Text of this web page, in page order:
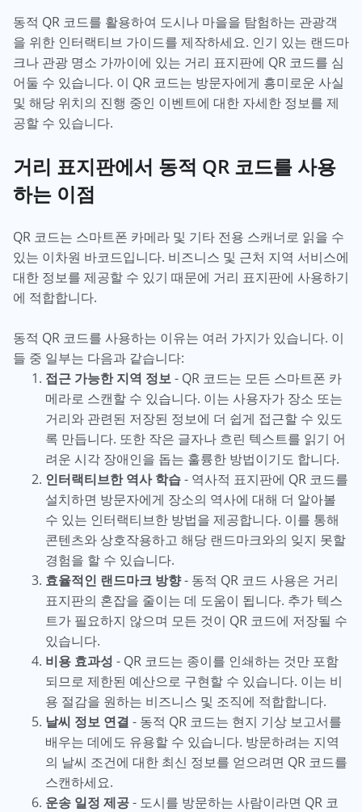
동적 QR 코드를 활용하여 도시나 마을을 탐험하는 관광객
을 위한 인터랙티브 가이드를 제작하세요. 인기 있는 랜드마
크나 관광 명소 가까이에 있는 거리 표지판에 QR 코드를 심
어둘 수 있습니다. 이 QR 코드는 방문자에게 흥미로운 사실
및 해당 위치의 진행 중인 이벤트에 대한 자세한 정보를 제
공할 수 있습니다.
거리 표지판에서 동적 QR 코드를 사용
하는 이점
QR 코드는 스마트폰 카메라 및 기타 전용 스캐너로 읽을 수
있는 이차원 바코드입니다. 비즈니스 및 근처 지역 서비스에
대한 정보를 제공할 수 있기 때문에 거리 표지판에 사용하기
에 적합합니다.
동적 QR 코드를 사용하는 이유는 여러 가지가 있습니다. 이
들 중 일부는 다음과 같습니다:
접근 가능한 지역 정보- QR 코드는 모든 스마트폰 카
메라로 스캔할 수 있습니다. 이는 사용자가 장소 또는
거리와 관련된 저장된 정보에 더 쉽게 접근할 수 있도
록 만듭니다. 또한 작은 글자나 흐린 텍스트를 읽기 어
려운 시각 장애인을 돕는 훌륭한 방법이기도 합니다.
인터랙티브한 역사 학습- 역사적 표지판에 QR 코드를
설치하면 방문자에게 장소의 역사에 대해 더 알아볼
수 있는 인터랙티브한 방법을 제공합니다. 이를 통해
콘텐츠와 상호작용하고 해당 랜드마크와의 잊지 못할
경험을 할 수 있습니다.
효율적인 랜드마크 방향- 동적 QR 코드 사용은 거리
표지판의 혼잡을 줄이는 데 도움이 됩니다. 추가 텍스
트가 필요하지 않으며 모든 것이 QR 코드에 저장될 수
있습니다.
비용 효과성 - QR 코드는 종이를 인쇄하는 것만 포함
되므로 제한된 예산으로 구현할 수 있습니다. 이는 비
용 절감을 원하는 비즈니스 및 조직에 적합합니다.
날씨 정보 연결 - 동적 QR 코드는 현지 기상 보고서를
배우는 데에도 유용할 수 있습니다. 방문하려는 지역
의 날씨 조건에 대한 최신 정보를 얻으려면 QR 코드를
스캔하세요.
운송 일정 제공- 도시를 방문하는 사람이라면 QR 코